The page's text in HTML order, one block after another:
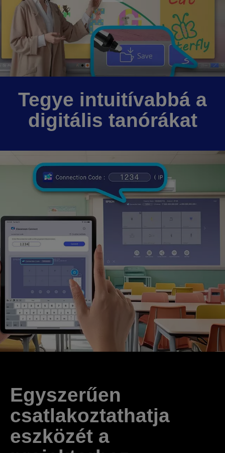
Tegye intuitívabbá a
digitális tanórákat
Egyszerűen
csatlakoztathatja
eszközét a